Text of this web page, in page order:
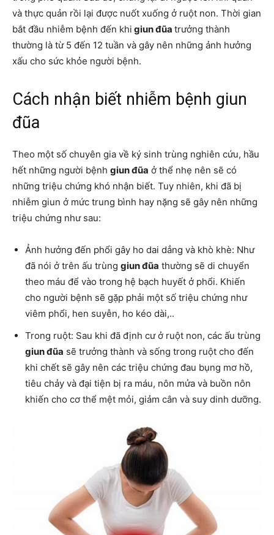
và thực quản rồi lại được nuốt xuống ở ruột non. Thời gian
bắt đầu nhiễm bệnh đến khi giun đũa trưởng thành
thường là từ 5 đến 12 tuần và gây nên những ảnh hưởng
xấu cho sức khỏe người bệnh.
Cách nhận biết nhiễm bệnh giun
đũa
Theo một số chuyên gia về ký sinh trùng nghiên cứu, hầu
hết những người bệnh giun đũa ở thể nhẹ nên sẽ có
những triệu chứng khó nhận biết. Tuy nhiên, khi đã bị
nhiễm giun ở mức trung bình hay nặng sẽ gây nên những
triệu chứng như sau:
Ảnh hưởng đến phổi gây ho dai dẳng và khò khè: Như
đã nói ở trên ấu trùng giun đũa thường sẽ di chuyển
theo máu để vào trong hệ bạch huyết ở phổi. Khiến
cho người bệnh sẽ gặp phải một số triệu chứng như
viêm phổi, hen suyễn, ho kéo dài,..
Trong ruột: Sau khi đã định cư ở ruột non, các ấu trùng
giun đũa sẽ trưởng thành và sống trong ruột cho đến
khi chết sẽ gây nên các triệu chứng đau bụng mơ hồ,
tiêu chảy và đại tiện bị ra máu, nôn mửa và buồn nôn
khiến cho cơ thể mệt mỏi, giảm cân và suy dinh dưỡng.